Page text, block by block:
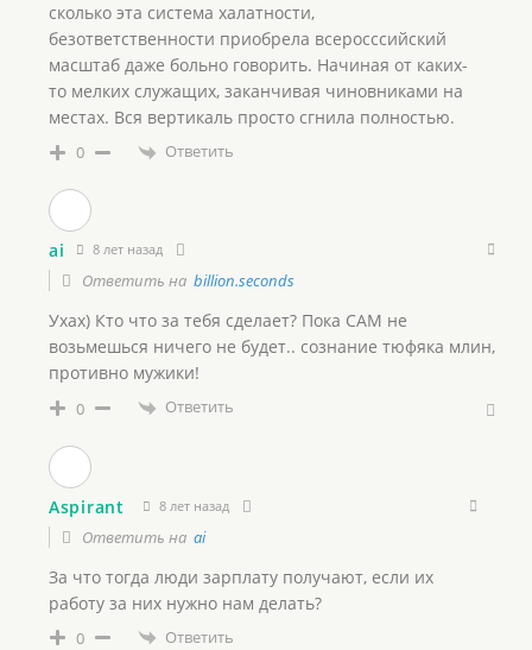
сколько эта система халатности,
безответственности приобрела всеросссийский
масштаб даже больно говорить. Начиная от каких-
то мелких служащих, заканчивая чиновниками на
местах. Вся вертикаль просто сгнила полностью.
0 Ответить
ai 8 лет назад
Ответить на billion.seconds
Ухах) Кто что за тебя сделает? Пока САМ не
возьмешься ничего не будет.. сознание тюфяка млин,
противно мужики!
0 Ответить
Aspirant 8 лет назад
Ответить на ai
За что тогда люди зарплату получают, если их
работу за них нужно нам делать?
0 Ответить